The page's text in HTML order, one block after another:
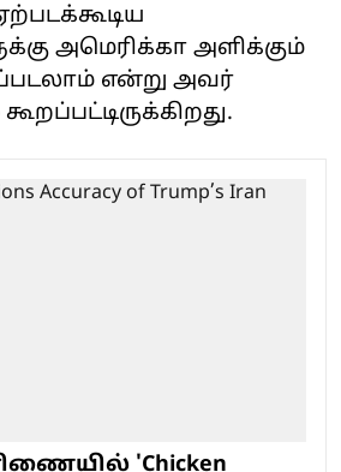
அமெரிக்கா அளிக்கும்
என்று அவர்
'Chicken